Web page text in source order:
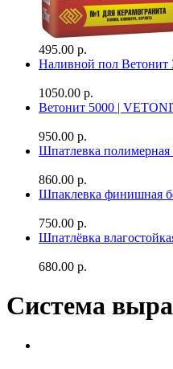
495.00 р.
Наливной пол Ветонит
1050.00 р.
Ветонит 5000 |
950.00 р.
Шпатлевка
860.00 р.
Шпаклевка финишная
750.00 р.
Шпатлёвка
680.00 р.
Система